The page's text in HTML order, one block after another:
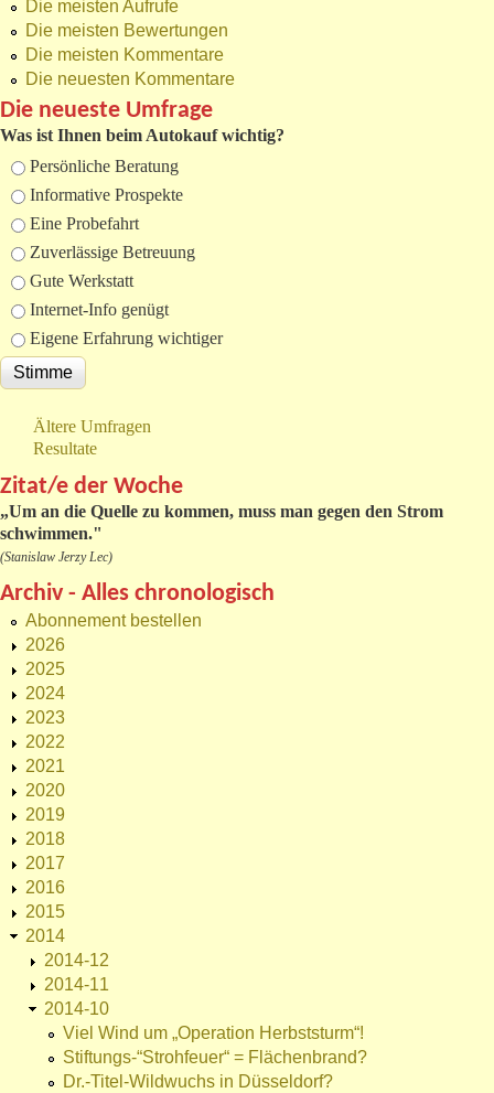
Die meisten Aufrufe
Die meisten Bewertungen
Die meisten Kommentare
Die neuesten Kommentare
Die neueste Umfrage
Was ist Ihnen beim Autokauf wichtig?
Auswahlmöglichkeiten
Persönliche Beratung
Informative Prospekte
Eine Probefahrt
Zuverlässige Betreuung
Gute Werkstatt
Internet-Info genügt
Eigene Erfahrung wichtiger
Ältere Umfragen
Resultate
Zitat/e der Woche
„Um an die Quelle zu kommen, muss man gegen den Strom
schwimmen."
(Stanislaw Jerzy Lec)
Archiv - Alles chronologisch
Abonnement bestellen
2026
2025
2024
2023
2022
2021
2020
2019
2018
2017
2016
2015
2014
2014-12
2014-11
2014-10
Viel Wind um „Operation Herbststurm“!
Stiftungs-“Strohfeuer“ = Flächenbrand?
Dr.-Titel-Wildwuchs in Düsseldorf?